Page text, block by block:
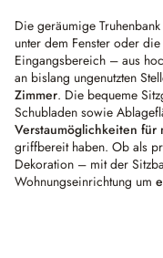
Die geräumige
unter dem Fenster oder
Eingangsbereich – aus
an bislang ungenutzten
Zimmer. Die bequeme
Schubladen sowie
Verstaumöglichkeiten für
griffbereit haben. Ob als
Dekoration – mit der
Wohnungseinrichtung um